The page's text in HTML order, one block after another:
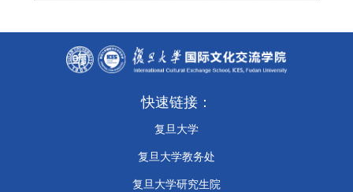
快速链接：
复旦大学
复旦大学教务处
复旦大学研究生院